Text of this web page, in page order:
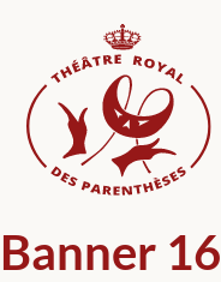
content
Banner 16